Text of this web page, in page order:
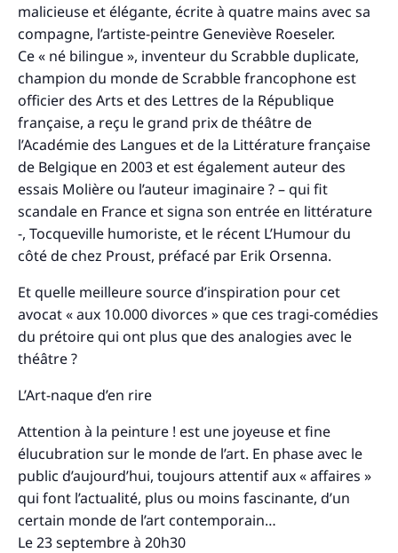
malicieuse et élégante, écrite à quatre mains avec sa
compagne, l’artiste-peintre Geneviève Roeseler.
Ce « né bilingue », inventeur du Scrabble duplicate,
champion du monde de Scrabble francophone est
officier des Arts et des Lettres de la République
française, a reçu le grand prix de théâtre de
l’Académie des Langues et de la Littérature française
de Belgique en 2003 et est également auteur des
essais Molière ou l’auteur imaginaire ? – qui fit
scandale en France et signa son entrée en littérature
-, Tocqueville humoriste, et le récent L’Humour du
côté de chez Proust, préfacé par Erik Orsenna.
Et quelle meilleure source d’inspiration pour cet
avocat « aux 10.000 divorces » que ces tragi-comédies
du prétoire qui ont plus que des analogies avec le
théâtre ?
L’Art-naque d’en rire
Attention à la peinture ! est une joyeuse et fine
élucubration sur le monde de l’art. En phase avec le
public d’aujourd’hui, toujours attentif aux « affaires »
qui font l’actualité, plus ou moins fascinante, d’un
certain monde de l’art contemporain…
Le 23 septembre à 20h30
Recherche
pour